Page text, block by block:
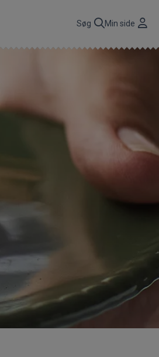
Søg Min side
CBP A/S
Gima Catering A/S